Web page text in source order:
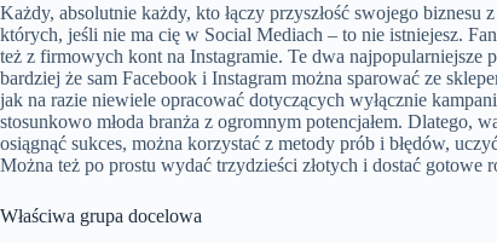
Każdy, absolutnie każdy, kto łączy przyszłość swojego
których, jeśli nie ma cię w Social Mediach – to nie istniejesz.
też z firmowych kont na Instagramie. Te dwa najpopularniejsze
bardziej że sam Facebook i Instagram można sparować ze
jak na razie niewiele opracować dotyczących wyłącznie
stosunkowo młoda branża z ogromnym potencjałem. Dlatego,
osiągnąć sukces, można korzystać z metody prób i błędów,
Można też po prostu wydać trzydzieści złotych i dostać gotowe
Właściwa grupa docelowa